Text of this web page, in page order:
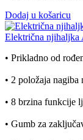
Dodaj u košaricu
Električna
• Prikladno od
• 2 položaja nagiba
• 8 brzina funkcije
• Gumb za